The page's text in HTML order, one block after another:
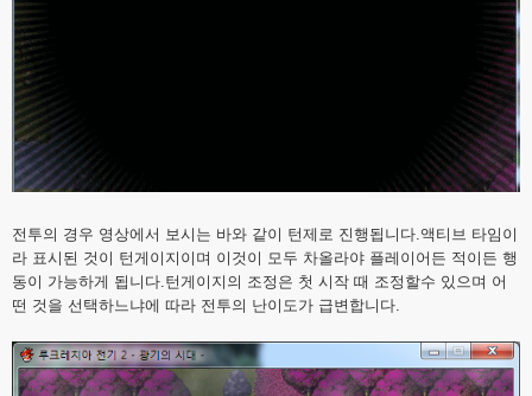
전투의 경우 영상에서 보시는 바와 같이 턴제로 진행됩니다.액티브 타임이
라 표시된 것이 턴게이지이며 이것이 모두 차올라야 플레이어든 적이든 행
동이 가능하게 됩니다.턴게이지의 조정은 첫 시작 때 조정할수 있으며 어
떤 것을 선택하느냐에 따라 전투의 난이도가 급변합니다.